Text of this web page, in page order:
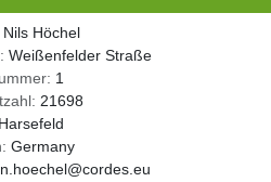
Nils Höchel
Weißenfelder Straße
1
21698
Harsefeld
Germany
n.hoechel@cordes.eu